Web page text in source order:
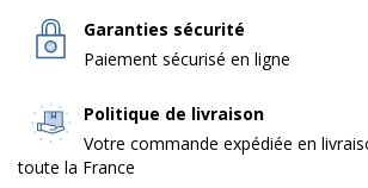
Garanties sécurité
Paiement sécurisé en ligne
Politique de livraison
Votre commande expédiée en
toute la France